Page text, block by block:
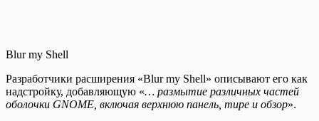
Blur my Shell
Разработчики расширения «Blur my Shell» описывают его как
надстройку, добавляющую «… размытие различных частей
оболочки GNOME, включая верхнюю панель, тире и обзор».